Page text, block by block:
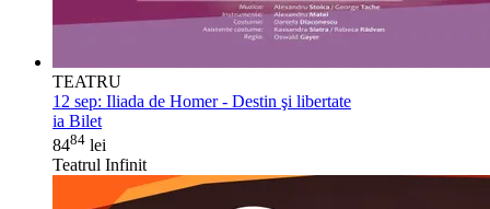
TEATRU
12 sep: Iliada de Homer - Destin şi libertate
ia Bilet
8484 lei
Teatrul Infinit